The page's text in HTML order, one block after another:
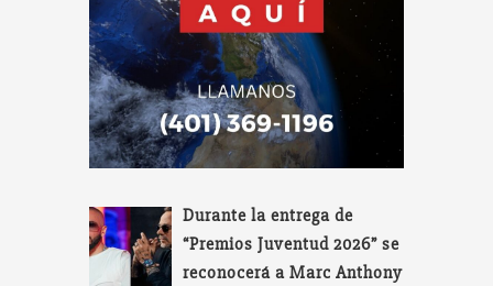
Durante la entrega de
“Premios Juventud 2026” se
reconocerá a Marc Anthony